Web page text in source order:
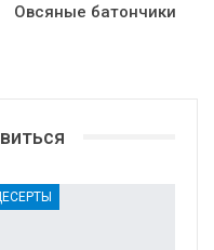
Овсяные батончики